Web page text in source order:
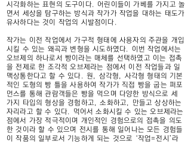
시각화하는 표현의 도구이다. 어린이들이 가베를 가지고 놀
면서 세상을 탐구하는 방식과 작가가 작업을 대하는 태도가
유사하다는 것이 작업의 시발점이다.
작가는 이전 작업에서 가구적 형태에 사용자의 주관을 개입
시킬 수 있는 왜곡과 변형을 시도하였다. 이번 작업에서는
오브제의 하나로서 빵이라는 매체를 선택하였고 이는 접촉
을 전제로 한 조각적 오브제라는 점에서 이전 작업들과 일
맥상통한다고 할 수 있다. 원, 삼각형, 사각형 형태의 기본
적인 도형의 빵 틀을 사용하여 작가가 직접 빵을 굽는 퍼포
먼스를 통해 관람객들은 빵을 먹으며 다양한 방식으로 세
가지 타입의 형상을 경험하고, 소화하고, 만들고 상상하는
자리라고 할 수 있다. 먹어서 소화시킬 수 있는 오브제라는
점에서 가장 적극적이며 개인적인 경험으로의 접촉을 의도
한 것이라 할 수 있으며 전시를 통해 일어나는 모든 경험들
이 작품의 일부로서 기능하게 되는 것으로 ‘작업=전시’라